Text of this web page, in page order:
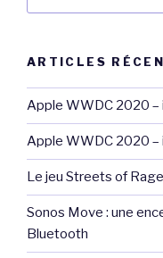
ARTICLES
Apple WWDC 2020 –
Apple WWDC 2020 –
Le jeu Streets of
Sonos Move : une
Bluetooth